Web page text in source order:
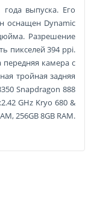
выпуска. Его
оснащен Dynamic
Разрешение
пикселей 394 ppi.
передняя камера с
тройная задняя
Snapdragon 888
GHz Kryo 680 &
256GB 8GB RAM.